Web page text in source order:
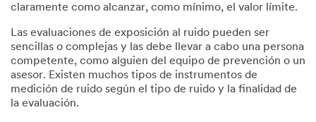
claramente como alcanzar, como mínimo, el valor límite.
Las evaluaciones de exposición al ruido pueden ser
sencillas o complejas y las debe llevar a cabo una persona
competente, como alguien del equipo de prevención o un
asesor. Existen muchos tipos de instrumentos de
medición de ruido según el tipo de ruido y la finalidad de
la evaluación.